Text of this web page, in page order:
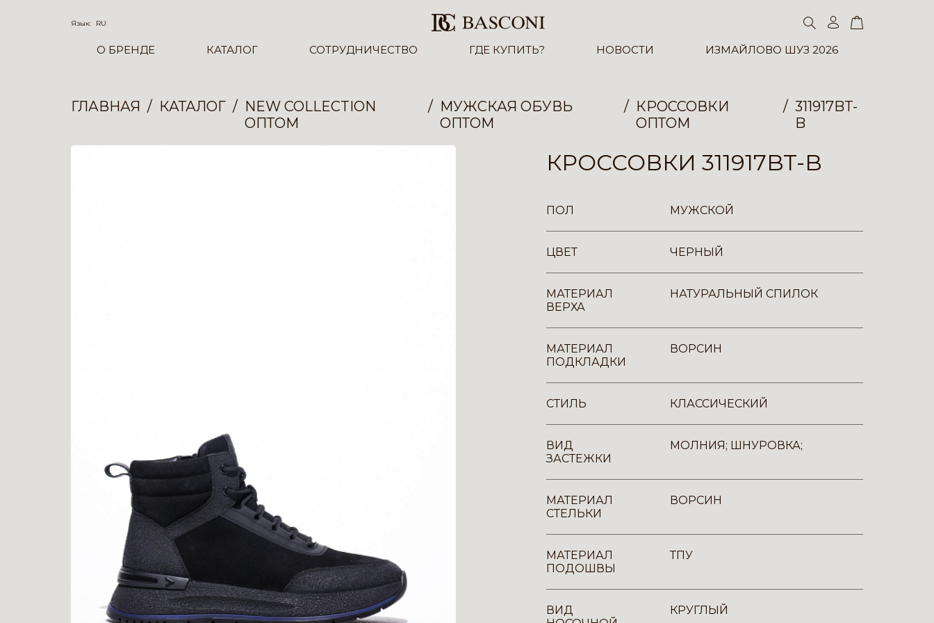
Язык: RU
О БРЕНДЕ КАТАЛОГ СОТРУДНИЧЕСТВО ГДЕ КУПИТЬ? НОВОСТИ ИЗМАЙЛОВО ШУЗ 2026
ГЛАВНАЯ КАТАЛОГ
NEW COLLECTION
ОПТОМ
МУЖСКАЯ ОБУВЬ
ОПТОМ
КРОССОВКИ
ОПТОМ
311917BT-
B
КРОССОВКИ 311917BT-B
ПОЛ МУЖСКОЙ
ЦВЕТ ЧЕРНЫЙ
МАТЕРИАЛ
ВЕРХА
НАТУРАЛЬНЫЙ СПИЛОК
МАТЕРИАЛ
ПОДКЛАДКИ
ВОРСИН
СТИЛЬ КЛАССИЧЕСКИЙ
ВИД
ЗАСТЕЖКИ
МОЛНИЯ; ШНУРОВКА;
МАТЕРИАЛ
СТЕЛЬКИ
ВОРСИН
МАТЕРИАЛ
ПОДОШВЫ
ТПУ
ВИД
КРУГЛЫЙ